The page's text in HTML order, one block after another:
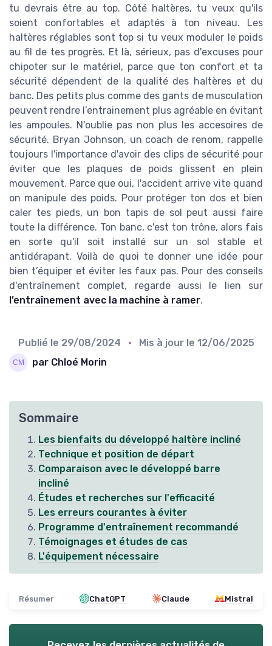
tu devrais être au top. Côté haltères, tu veux qu'ils
soient confortables et adaptés à ton niveau. Les
haltères réglables sont top si tu veux moduler le poids
au fil de tes progrès. Et là, sérieux, pas d'excuses pour
chipoter sur le matériel, parce que ton confort et ta
sécurité dépendent de la qualité des haltères et du
banc. Des petits plus comme des gants de musculation
peuvent rendre l’entrainement plus agréable en évitant
les ampoules. N'oublie pas non plus les accesoires de
sécurité. Bryan Johnson, un coach de renom, rappelle
toujours l'importance d'avoir des clips de sécurité pour
éviter que les plaques de poids glissent en plein
mouvement. Parce que oui, l'accident arrive vite quand
on manipule des poids. Pour protéger ton dos et bien
caler tes pieds, un bon tapis de sol peut aussi faire
toute la différence. Ton banc, c'est ton trône, alors fais
en sorte qu'il soit installé sur un sol stable et
antidérapant. Voilà de quoi te donner une idée pour
bien t’équiper et éviter les faux pas. Pour des conseils
d'entraînement complet, regarde aussi le lien sur
l’entraînement avec la machine à ramer.
Publié le 29/08/2024 • Mis à jour le 12/06/2025
par Chloé Morin
Sommaire
Les bienfaits du développé haltère incliné
Technique et position de départ
Comparaison avec le développé barre
incliné
Études et recherches sur l'efficacité
Les erreurs courantes à éviter
Programme d'entraînement recommandé
Témoignages et études de cas
L'équipement nécessaire
Résumer ChatGPT Claude Mistral